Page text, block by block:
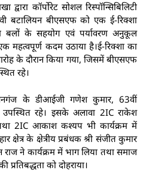
कॉर्पोरेट सोशल रिस्पॉन्सिबिलिटी
बीएसएफ को एक ई-रिक्शा
बलों के सहयोग एवं पर्यावरण अनुकूल
महत्वपूर्ण कदम उठाया है।ई-रिक्शा का
के दौरान किया गया, जिसमें बीएसएफ
रहे।
के डीआईजी गणेश कुमार, 63वीं
रहे। इसके अलावा 2IC राकेश
2IC आकाश कश्यप भी कार्यक्रम में
के क्षेत्रीय प्रबंधक श्री संजीत कुमार
ने कार्यक्रम में भाग लिया तथा समाज
प्रतिबद्धता को दोहराया।